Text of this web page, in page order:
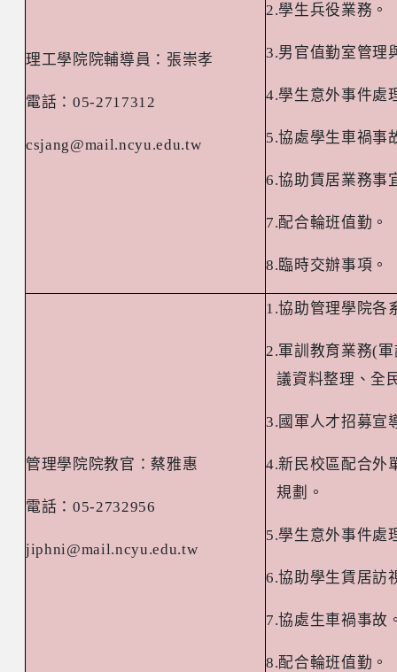
理工學院院輔導員：張崇孝
電話：05-2717312
csjang@mail.ncyu.edu.tw
2.學生兵役業務。
3.男官值勤室管理
4.學生意外事件處
5.協處學生車禍事
6.協助賃居業務事
7.配合輪班值勤。
8.臨時交辦事項。
管理學院院教官：蔡雅惠
電話：05-2732956
jiphni@mail.ncyu.edu.tw
1.協助管理學院各
2.軍訓教育業務(
議資料整理、全
3. 國軍人才招募宣
4.新民校區配合外
規劃。
5.學生意外事件處
6.協助學生賃居訪
7.協處生車禍事故
8.配合輪班值勤。